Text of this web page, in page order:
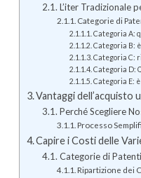
L’iter Tradizionale
Categorie di
Categoria A:
Categoria B:
Categoria C:
Categoria D:
Categoria E:
Vantaggi dell’acquisto
Perché Scegliere
Processo
Capire i Costi delle
Categorie di
Ripartizione dei